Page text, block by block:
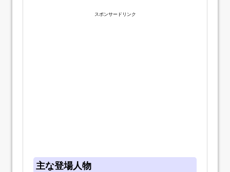
スポンサードリンク
主な登場人物